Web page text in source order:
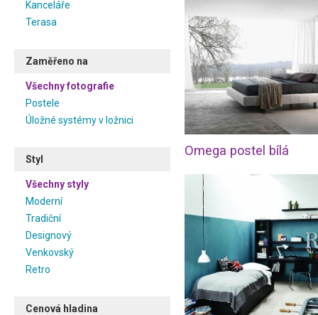
Kanceláře
Terasa
Zaměřeno na
Všechny fotografie
Postele
Úložné systémy v ložnici
Styl
Všechny styly
Moderní
Tradiční
Designový
Venkovský
Retro
Cenová hladina
Omega postel bílá